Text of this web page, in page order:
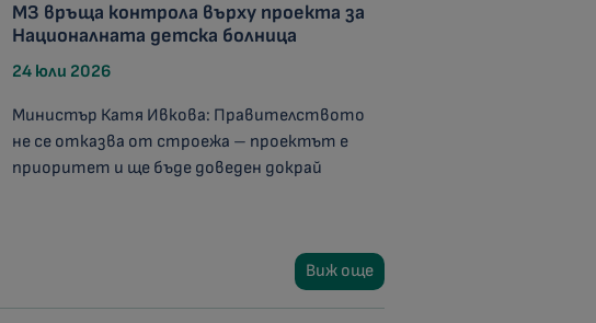
МЗ връща контрола върху проекта за
Националната детска болница
24 юли 2026
Министър Катя Ивкова: Правителството
не се отказва от строежа – проектът е
приоритет и ще бъде доведен докрай
Виж още